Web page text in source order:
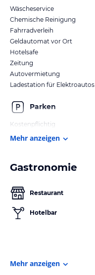
Wäscheservice
Chemische Reinigung
Fahrradverleih
Geldautomat vor Ort
Hotelsafe
Zeitung
Autovermietung
Ladestation für Elektroautos
Parken
Kostenpflichtig
Mehr anzeigen
Gastronomie
Restaurant
Hotelbar
Mehr anzeigen